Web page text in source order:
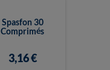
Spasfon 30
Comprimés
3,16 €